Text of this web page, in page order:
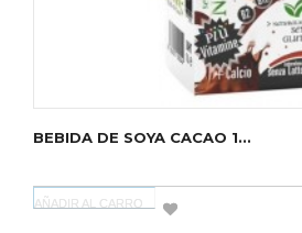
BEBIDA DE SOYA CACAO 1...
AÑADIR AL CARRO